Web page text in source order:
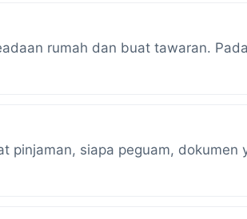
rumah dan buat tawaran.
pinjaman, siapa peguam, dokumen